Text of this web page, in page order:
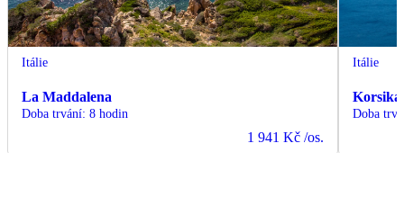
Itálie
La Maddalena
Doba trvání: 8 hodin
1 941 Kč /os.
Itálie
Korsika
Doba